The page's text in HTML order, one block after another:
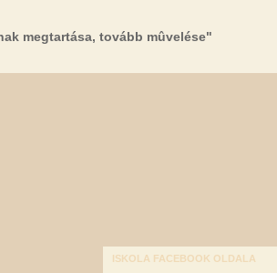
megtartása, tovább mûvelése"
ISKOLA FACEBOOK OLDALA